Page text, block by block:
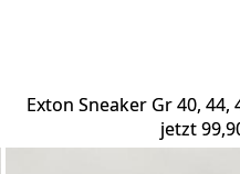
Exton Sneaker Gr 40, 44,
jetzt